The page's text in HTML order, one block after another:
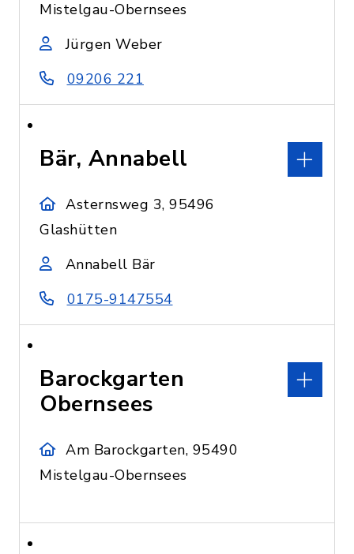
Mistelgau-Obernsees
Jürgen Weber
09206 221
Bär, Annabell
Asternsweg 3, 95496
Glashütten
Annabell Bär
0175-9147554
Barockgarten
Obernsees
Am Barockgarten, 95490
Mistelgau-Obernsees